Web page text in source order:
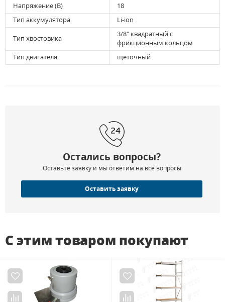
Напряжение (В)
18
Тип аккумулятора
Li-ion
Тип хвостовика
3/8" квадратный с
фрикционным кольцом
Тип двигателя
щеточный
Остались вопросы?
Оставьте заявку и мы ответим на все вопросы
Оставить заявку
С этим товаром покупают